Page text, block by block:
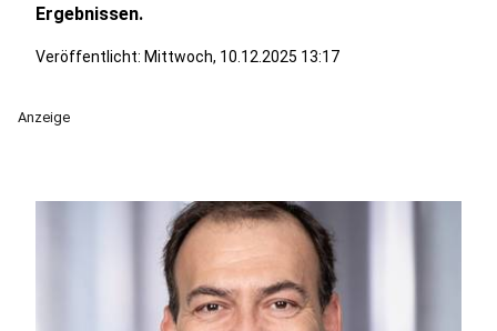
Ergebnissen.
Veröffentlicht: Mittwoch, 10.12.2025 13:17
Anzeige